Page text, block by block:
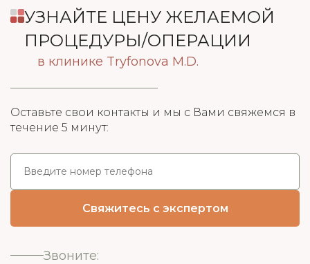
УЗНАЙТЕ ЦЕНУ ЖЕЛАЕМОЙ
ПРОЦЕДУРЫ/ОПЕРАЦИИ
в клинике Tryfonova M.D.
Оставьте свои контакты и мы с Вами свяжемся в
течение 5 минут:
Звоните: